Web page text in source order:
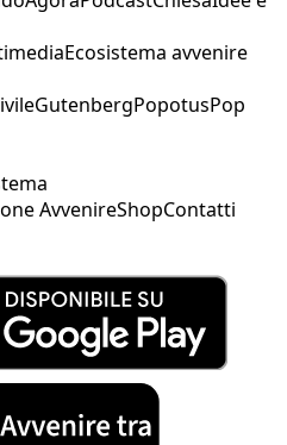
Ecosistema avvenire
GutenbergPopotusPop
AvvenireShopContatti